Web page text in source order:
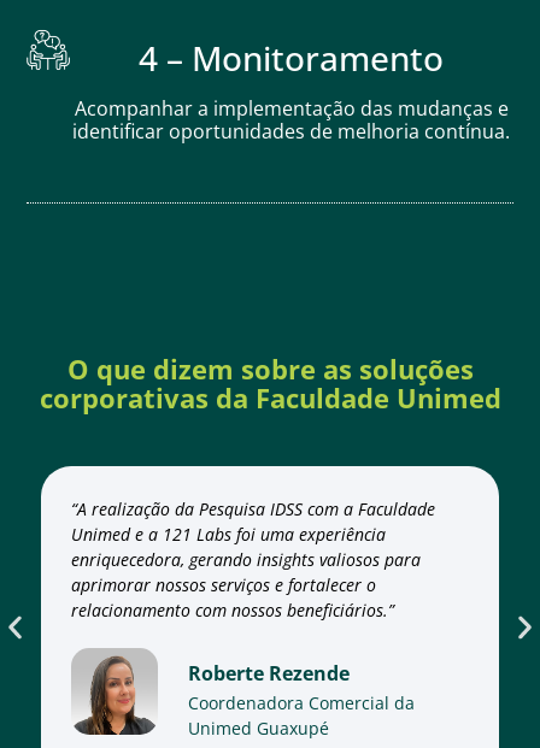
4 – Monitoramento
Acompanhar a implementação das mudanças e
identificar oportunidades de melhoria contínua.
O que dizem sobre as soluções
corporativas da Faculdade Unimed
“A realização da Pesquisa IDSS com a Faculdade
Unimed e a 121 Labs foi uma experiência
enriquecedora, gerando insights valiosos para
aprimorar nossos serviços e fortalecer o
relacionamento com nossos beneficiários.”
Roberte Rezende
Coordenadora Comercial da
Unimed Guaxupé